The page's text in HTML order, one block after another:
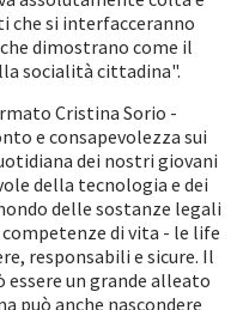
che si interfacceranno
dimostrano come il
socialità cittadina".
Cristina Sorio -
e consapevolezza sui
dei nostri giovani
della tecnologia e dei
delle sostanze legali
di vita - le life
responsabili e sicure. Il
un grande alleato
può anche nascondere